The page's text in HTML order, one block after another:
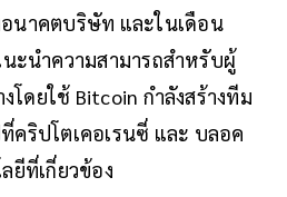
นาคตบริษัท และในเดือน
ะนำความสามารถสำหรับผู้
โดยใช้ Bitcoin กำลังสร้างทีม
คริปโตเคอเรนซี่ และ บลอค
ยีที่เกี่ยวข้อง